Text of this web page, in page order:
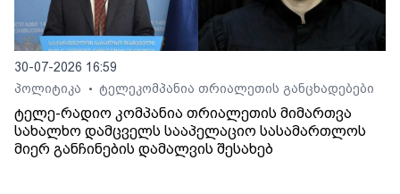
30-07-2026 16:59
პოლიტიკა
• ტელეკომპანია თრიალეთის განცხადებები
ტელე-რადიო კომპანია თრიალეთის მიმართვა
სახალხო დამცველს სააპელაციო სასამართლოს
მიერ განჩინების დამალვის შესახებ